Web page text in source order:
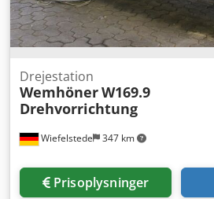
Wiefelstede 347 km
Drejestation
WemhönerW169.9
Drehvorrichtung
Prisoplysninger